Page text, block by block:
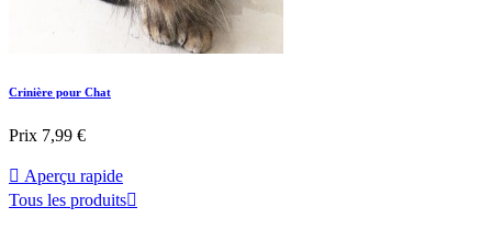
Crinière pour Chat
Prix 7,99 €
 Aperçu rapide
Tous les produits